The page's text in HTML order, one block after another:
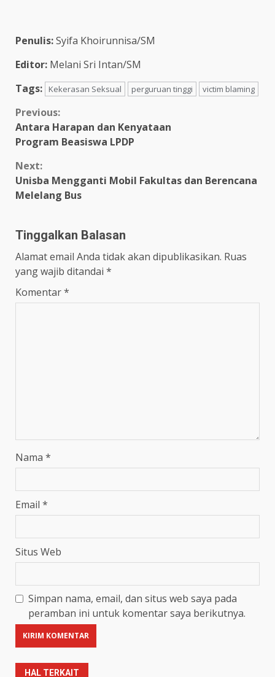
Penulis:Syifa Khoirunnisa/SM
Editor: Melani Sri Intan/SM
Tags:
Kekerasan Seksual perguruan tinggi victim blaming
Previous:
Antara Harapan dan Kenyataan
Program Beasiswa LPDP
Next:
Unisba Mengganti Mobil Fakultas dan Berencana
Melelang Bus
Tinggalkan Balasan
Alamat email Anda tidak akan dipublikasikan. Ruas
yang wajib ditandai *
Komentar*
Nama *
Email *
Situs Web
Simpan nama, email, dan situs web saya pada
peramban ini untuk komentar saya berikutnya.
HAL TERKAIT